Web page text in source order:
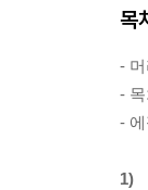
목
-
-
-
1)